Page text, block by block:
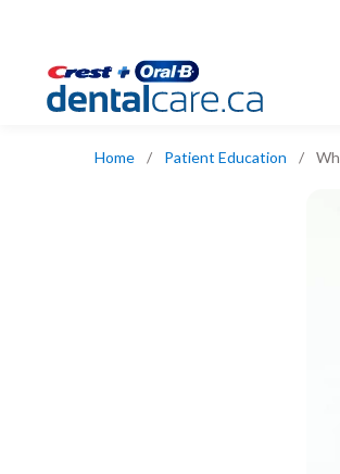
Home / Patient Education /